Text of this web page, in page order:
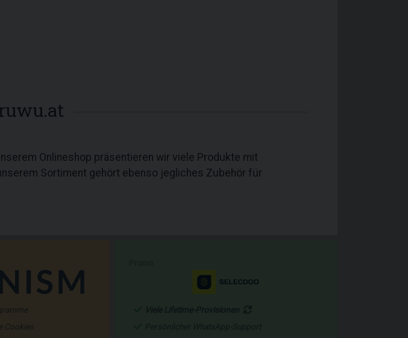
Onlineshop präsentieren wir viele Produkte mit
Sortiment gehört ebenso jegliches Zubehör für
Cookies